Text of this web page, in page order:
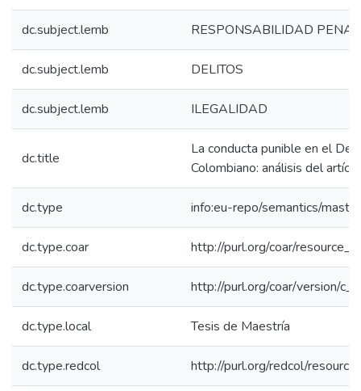
dc.subject.lemb RESPONSABILIDAD PENAL
dc.subject.lemb DELITOS
dc.subject.lemb ILEGALIDAD
dc.title
La conducta punible en el
Colombiano: análisis del
dc.type info:eu-repo/semantics/
dc.type.coar http://purl.org/coar/
dc.type.coarversion http://purl.org/coar/version/
dc.type.local Tesis de Maestría
dc.type.redcol http://purl.org/redcol/